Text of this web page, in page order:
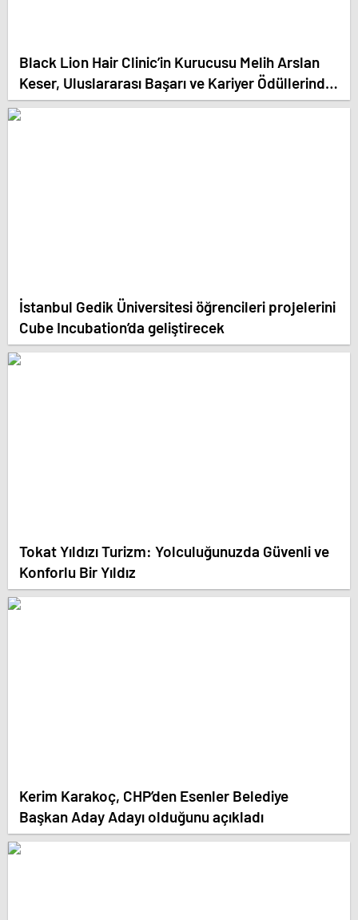
Black Lion Hair Clinic’in Kurucusu Melih Arslan
Keser, Uluslararası Başarı ve Kariyer Ödüllerinde
‘Yılın En Başarılı Saç Ekim Uzmanı’ Seçildi!
İstanbul Gedik Üniversitesi öğrencileri projelerini
Cube Incubation’da geliştirecek
Tokat Yıldızı Turizm: Yolculuğunuzda Güvenli ve
Konforlu Bir Yıldız
Kerim Karakoç, CHP’den Esenler Belediye
Başkan Aday Adayı olduğunu açıkladı